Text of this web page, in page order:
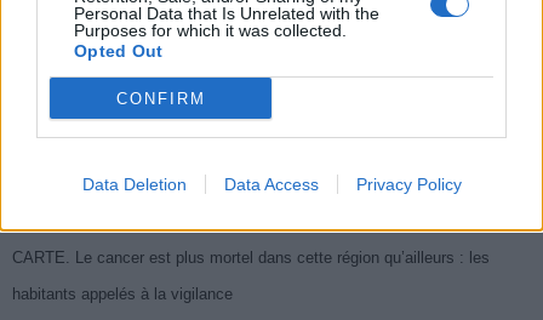
Personal Data that Is Unrelated with the
Purposes for which it was collected.
Opted Out
CONFIRM
Data Deletion Data Access Privacy Policy
Je suis cardiologue et voici le seul chocolat que je valide : c’est le
Cancer du foie : Symptômes silencieux mais vitaux à connaître
CARTE. Le cancer est plus mortel dans cette région qu’ailleurs : les
habitants appelés à la vigilance